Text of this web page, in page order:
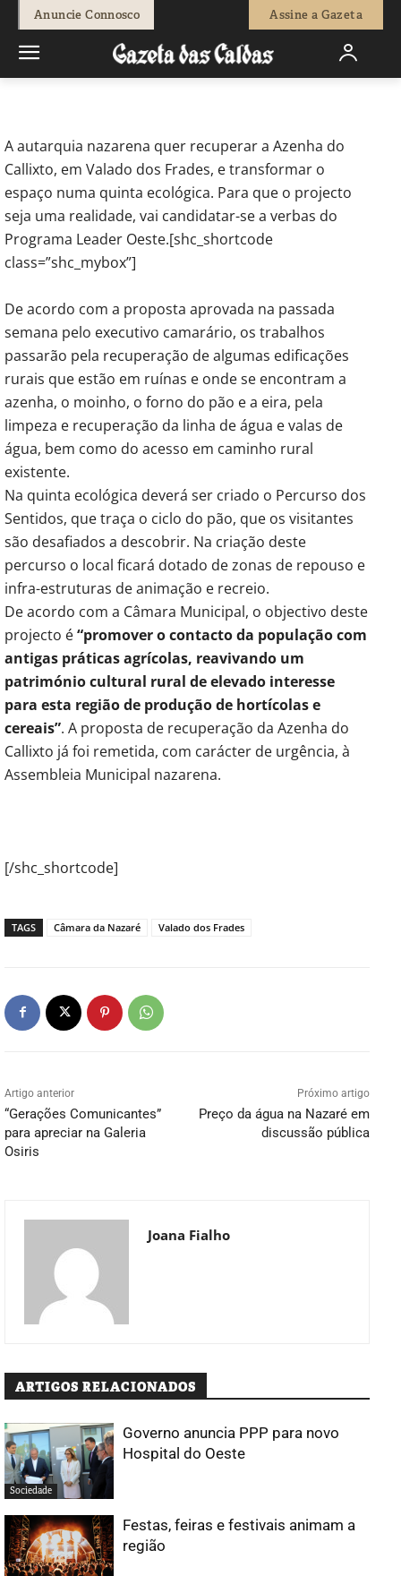
Anuncie Connosco Assine a Gazeta
Joana Fialho - 9 de Julho, 2011 0
A autarquia nazarena quer recuperar a Azenha do
Callixto, em Valado dos Frades, e transformar o
espaço numa quinta ecológica. Para que o projecto
seja uma realidade, vai candidatar-se a verbas do
Programa Leader Oeste.[shc_shortcode
class=”shc_mybox”]
De acordo com a proposta aprovada na passada
semana pelo executivo camarário, os trabalhos
passarão pela recuperação de algumas edificações
rurais que estão em ruínas e onde se encontram a
azenha, o moinho, o forno do pão e a eira, pela
limpeza e recuperação da linha de água e valas de
água, bem como do acesso em caminho rural
existente.
Na quinta ecológica deverá ser criado o Percurso dos
Sentidos, que traça o ciclo do pão, que os visitantes
são desafiados a descobrir. Na criação deste
percurso o local ficará dotado de zonas de repouso e
infra-estruturas de animação e recreio.
De acordo com a Câmara Municipal, o objectivo deste
projecto é“promover o contacto da população com
antigas práticas agrícolas, reavivando um
património cultural rural de elevado interesse
para esta região de produção de hortícolas e
cereais”. A proposta de recuperação da Azenha do
Callixto já foi remetida, com carácter de urgência, à
Assembleia Municipal nazarena.
[/shc_shortcode]
TAGS Câmara da Nazaré Valado dos Frades
Artigo anterior
“Gerações Comunicantes”
para apreciar na Galeria
Osiris
Próximo artigo
Preço da água na Nazaré em
discussão pública
Joana Fialho
ARTIGOS RELACIONADOS
Sociedade
Governo anuncia PPP para novo
Hospital do Oeste
Festas, feiras e festivais animam a
região